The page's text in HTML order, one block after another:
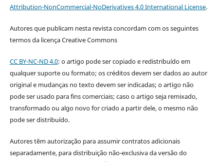
Attribution-NonCommercial-NoDerivatives 4.0 International License.
Autores que publicam nesta revista concordam com os seguintes
termos da licença Creative Commons
CC BY-NC-ND 4.0: o artigo pode ser copiado e redistribuído em
qualquer suporte ou formato; os créditos devem ser dados ao autor
original e mudanças no texto devem ser indicadas; o artigo não
pode ser usado para fins comerciais; caso o artigo seja remixado,
transformado ou algo novo for criado a partir dele, o mesmo não
pode ser distribuído.
Autores têm autorização para assumir contratos adicionais
separadamente, para distribuição não-exclusiva da versão do